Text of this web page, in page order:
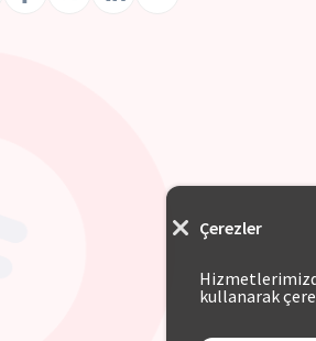
Çerezler
kullanarak